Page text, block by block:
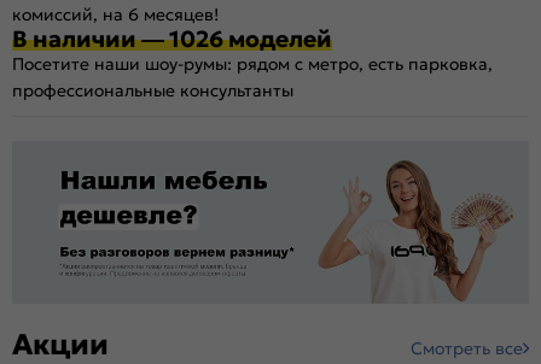
комиссий, на 6 месяцев!
В наличии — 1026 моделей
Посетите наши шоу-румы: рядом с метро, есть парковка,
профессиональные консультанты
Акции Смотреть все